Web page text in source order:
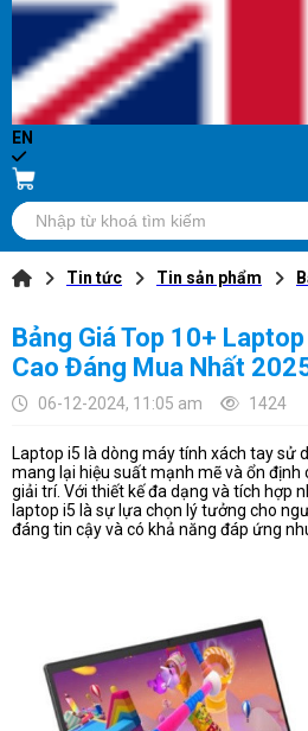
EN
Tin tức Tin sản phẩm
Bảng Giá Top 10+
Cao Đáng Mua Nhất
06-12-2024, 11:05 am 1424
Laptop i5 là dòng máy tính xách tay sử
mang lại hiệu suất mạnh mẽ và ổn định
giải trí. Với thiết kế đa dạng và tích hợp
laptop i5 là sự lựa chọn lý tưởng cho
đáng tin cậy và có khả năng đáp ứng